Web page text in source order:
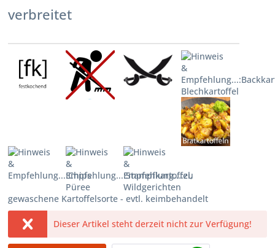
verbreitet
gewaschene Kartoffelsorte - evtl. keimbehandelt
Dieser Artikel steht derzeit nicht zur Verfügung!